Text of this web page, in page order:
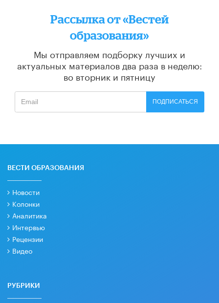
Рассылка от «Вестей
образования»
Мы отправляем подборку лучших и
актуальных материалов два раза в неделю:
во вторник и пятницу
ПОДПИСАТЬСЯ
ВЕСТИ ОБРАЗОВАНИЯ
Новости
Колонки
Аналитика
Интервью
Рецензии
Видео
РУБРИКИ